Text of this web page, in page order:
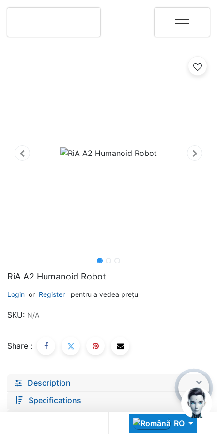
RO
RiA A2 Humanoid Robot
Login or Register pentru a vedea prețul
SKU: N/A
Share :
Description
Specifications
Platformă integrată pentru managementul flotei de roboți
soluție
Află mai mult